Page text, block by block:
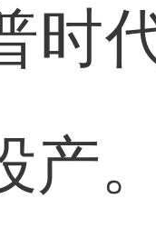
时
产。